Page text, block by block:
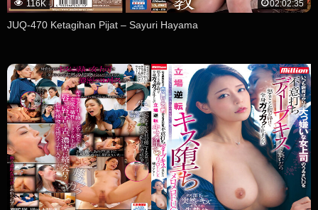
116K 02:02:35
JUQ-470 Ketagihan Pijat – Sayuri Hayama